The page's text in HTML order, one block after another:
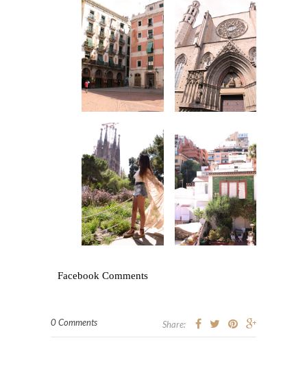
Facebook Comments
0 Comments Share: